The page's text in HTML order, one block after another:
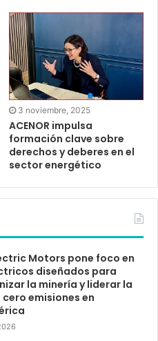
3 noviembre, 2025
ACENOR impulsa
formación clave sobre
derechos y deberes en el
sector energético
Motors pone foco en
diseñados para
la minería y liderar la
emisiones en